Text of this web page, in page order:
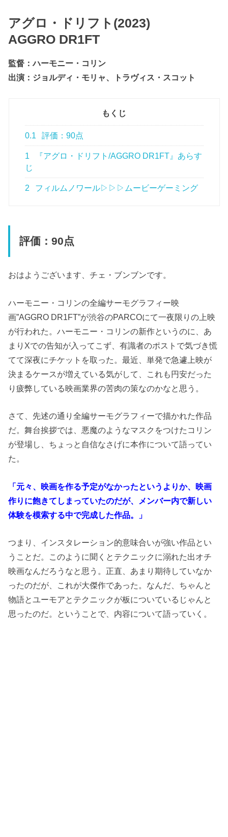
アグロ・ドリフト(2023)
AGGRO DR1FT
監督：ハーモニー・コリン
出演：ジョルディ・モリャ、トラヴィス・スコット
もくじ
0.1 評価：90点
1
『アグロ・ドリフト/AGGRO DR1FT』あらす
じ
2 フィルムノワール▷▷▷ムービーゲーミング
評価：90点
おはようございます、チェ・ブンブンです。
ハーモニー・コリンの全編サーモグラフィー映
画”AGGRO DR1FT”が渋谷のPARCOにて一夜限りの上映
が行われた。ハーモニー・コリンの新作というのに、あ
まりXでの告知が入ってこず、有識者のポストで気づき慌
てて深夜にチケットを取った。最近、単発で急遽上映が
決まるケースが増えている気がして、これも円安だった
り疲弊している映画業界の苦肉の策なのかなと思う。
さて、先述の通り全編サーモグラフィーで描かれた作品
だ。舞台挨拶では、悪魔のようなマスクをつけたコリン
が登場し、ちょっと自信なさげに本作について語ってい
た。
「元々、映画を作る予定がなかったというよりか、映画
作りに飽きてしまっていたのだが、メンバー内で新しい
体験を模索する中で完成した作品。」
つまり、インスタレーション的意味合いが強い作品とい
うことだ。このように聞くとテクニックに溺れた出オチ
映画なんだろうなと思う。正直、あまり期待していなか
ったのだが、これが大傑作であった。なんだ、ちゃんと
物語とユーモアとテクニックが板についているじゃんと
思ったのだ。ということで、内容について語っていく。